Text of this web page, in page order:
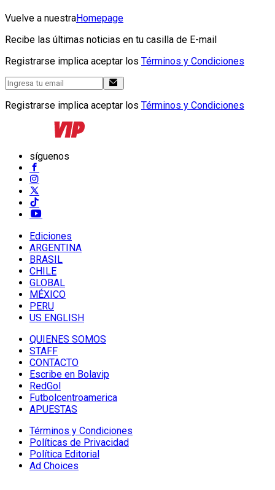
Vuelve a nuestraHomepage
Recibe las últimas noticias en tu casilla de E-mail
Registrarse implica aceptar los Términos y Condiciones
Registrarse implica aceptar los Términos y Condiciones
síguenos
Ediciones
ARGENTINA
BRASIL
CHILE
GLOBAL
MÉXICO
PERU
US ENGLISH
QUIENES SOMOS
STAFF
CONTACTO
Escribe en Bolavip
RedGol
Futbolcentroamerica
APUESTAS
Términos y Condiciones
Políticas de Privacidad
Política Editorial
Ad Choices